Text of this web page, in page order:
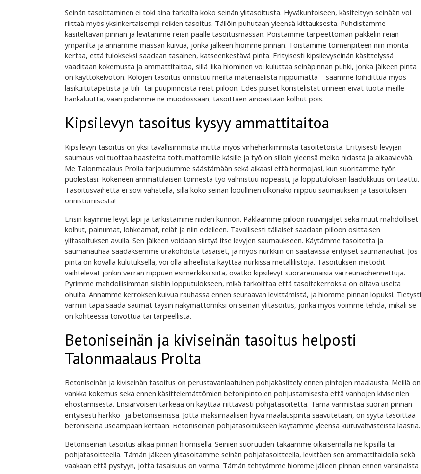
Seinän tasoittaminen ei toki aina tarkoita koko seinän ylitasoitusta. Hyväkuntoiseen, käsiteltyyn seinään voi
riittää myös yksinkertaisempi reikien tasoitus. Tällöin puhutaan yleensä kittauksesta. Puhdistamme
käsiteltävän pinnan ja levitämme reiän päälle tasoitusmassan. Poistamme tarpeettoman pakkelin reiän
ympäriltä ja annamme massan kuivua, jonka jälkeen hiomme pinnan. Toistamme toimenpiteen niin monta
kertaa, että tulokseksi saadaan tasainen, katseenkestävä pinta. Erityisesti kipsilevyseinän käsittelyssä
vaaditaan kokemusta ja ammattitaitoa, sillä liika hiominen voi kuluttaa seinäpinnan puhki, jonka jälkeen pinta
on käyttökelvoton. Kolojen tasoitus onnistuu meiltä materiaalista riippumatta – saamme loihdittua myös
lasikuitutapetista ja tiili- tai puupinnoista reiät piiloon. Edes puiset koristelistat urineen eivät tuota meille
hankaluutta, vaan pidämme ne muodossaan, tasoittaen ainoastaan kolhut pois.
Kipsilevyn tasoitus kysyy ammattitaitoa
Kipsilevyn tasoitus on yksi tavallisimmista mutta myös virheherkimmistä tasoitetöistä. Erityisesti levyjen
saumaus voi tuottaa haastetta tottumattomille käsille ja työ on silloin yleensä melko hidasta ja aikaavievää.
Me Talonmaalaus Prolla tarjoudumme säästämään sekä aikaasi että hermojasi, kun suoritamme työn
puolestasi. Kokeneen ammattilaisen toimesta työ valmistuu nopeasti, ja lopputuloksen laadukkuus on taattu.
Tasoitusvaihetta ei sovi vähätellä, sillä koko seinän lopullinen ulkonäkö riippuu saumauksen ja tasoituksen
onnistumisesta!
Ensin käymme levyt läpi ja tarkistamme niiden kunnon. Paklaamme piiloon ruuvinjäljet sekä muut mahdolliset
kolhut, painumat, lohkeamat, reiät ja niin edelleen. Tavallisesti tällaiset saadaan piiloon osittaisen
ylitasoituksen avulla. Sen jälkeen voidaan siirtyä itse levyjen saumaukseen. Käytämme tasoitetta ja
saumanauhaa saadaksemme urakohdista tasaiset, ja myös nurkkiin on saatavissa erityiset saumanauhat. Jos
pinta on kovalla kulutuksella, voi olla aiheellista käyttää nurkissa metallilistoja. Tasoituksen metodit
vaihtelevat jonkin verran riippuen esimerkiksi siitä, ovatko kipsilevyt suorareunaisia vai reunaohennettuja.
Pyrimme mahdollisimman siistiin lopputulokseen, mikä tarkoittaa että tasoitekerroksia on oltava useita
ohuita. Annamme kerroksen kuivua rauhassa ennen seuraavan levittämistä, ja hiomme pinnan lopuksi. Tietysti
varmin tapa saada saumat täysin näkymättömiksi on seinän ylitasoitus, jonka myös voimme tehdä, mikäli se
on kohteessa toivottua tai tarpeellista.
Betoniseinän ja kiviseinän tasoitus helposti
Talonmaalaus Prolta
Betoniseinän ja kiviseinän tasoitus on perustavanlaatuinen pohjakäsittely ennen pintojen maalausta. Meillä on
vankka kokemus sekä ennen käsittelemättömien betonipintojen pohjustamisesta että vanhojen kiviseinien
ehostamisesta. Ensiarvoisen tärkeää on käyttää riittävästi pohjatasoitetta. Tämä varmistaa suoran pinnan
erityisesti harkko- ja betoniseinissä. Jotta maksimaalisen hyvä maalauspinta saavutetaan, on syytä tasoittaa
betoniseinä useampaan kertaan. Betoniseinän pohjatasoitukseen käytämme yleensä kuituvahvisteista laastia.
Betoniseinän tasoitus alkaa pinnan hiomisella. Seinien suoruuden takaamme oikaisemalla ne kipsillä tai
pohjatasoitteella. Tämän jälkeen ylitasoitamme seinän pohjatasoitteella, levittäen sen ammattitaidolla sekä
vaakaan että pystyyn, jotta tasaisuus on varma. Tämän tehtyämme hiomme jälleen pinnan ennen varsinaista